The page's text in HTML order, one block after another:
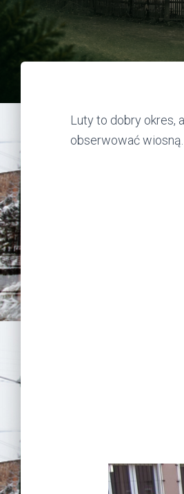
Luty to dobry okres,
obserwować wiosną.